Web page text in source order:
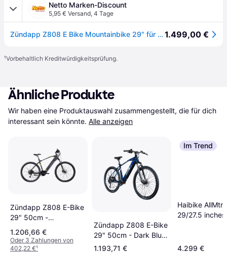
Netto Marken-Discount
5,95 € Versand, 4 Tage
Zündapp Z808 E Bike Mountainbike 29" für Herren ab 160 cm Pedelec 10 Gang Elektrofahrrad 540Wh Scheibenbremsen1.499,00 €
¹Vorbehaltlich Kreditwürdigkeitsprüfung.
Ähnliche Produkte
Wir haben eine Produktauswahl zusammengestellt, die für dich
interessant sein könnte. Alle anzeigen
Zündapp Z808 E-Bike
29" 50cm -
Black/Yellow Unisex
1.206,66 €
Oder 3 Zahlungen von
402,22 €¹
Zündapp Z808 E-Bike
29" 50cm - Dark Blue
Unisex
1.193,71 €
Im Trend
Haibike AllMtn
29/27.5
4.299 €